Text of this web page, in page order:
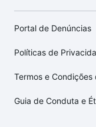
Portal de Denúncias
Políticas de
Termos e Condições
Guia de Conduta e